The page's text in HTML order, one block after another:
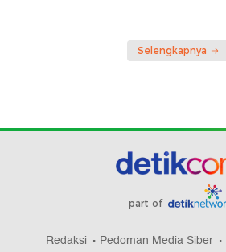
Selengkapnya
part of
Redaksi Pedoman Media Siber